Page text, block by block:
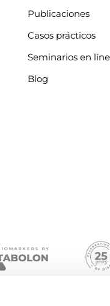
Publicaciones
Casos prácticos
Seminarios en
Blog